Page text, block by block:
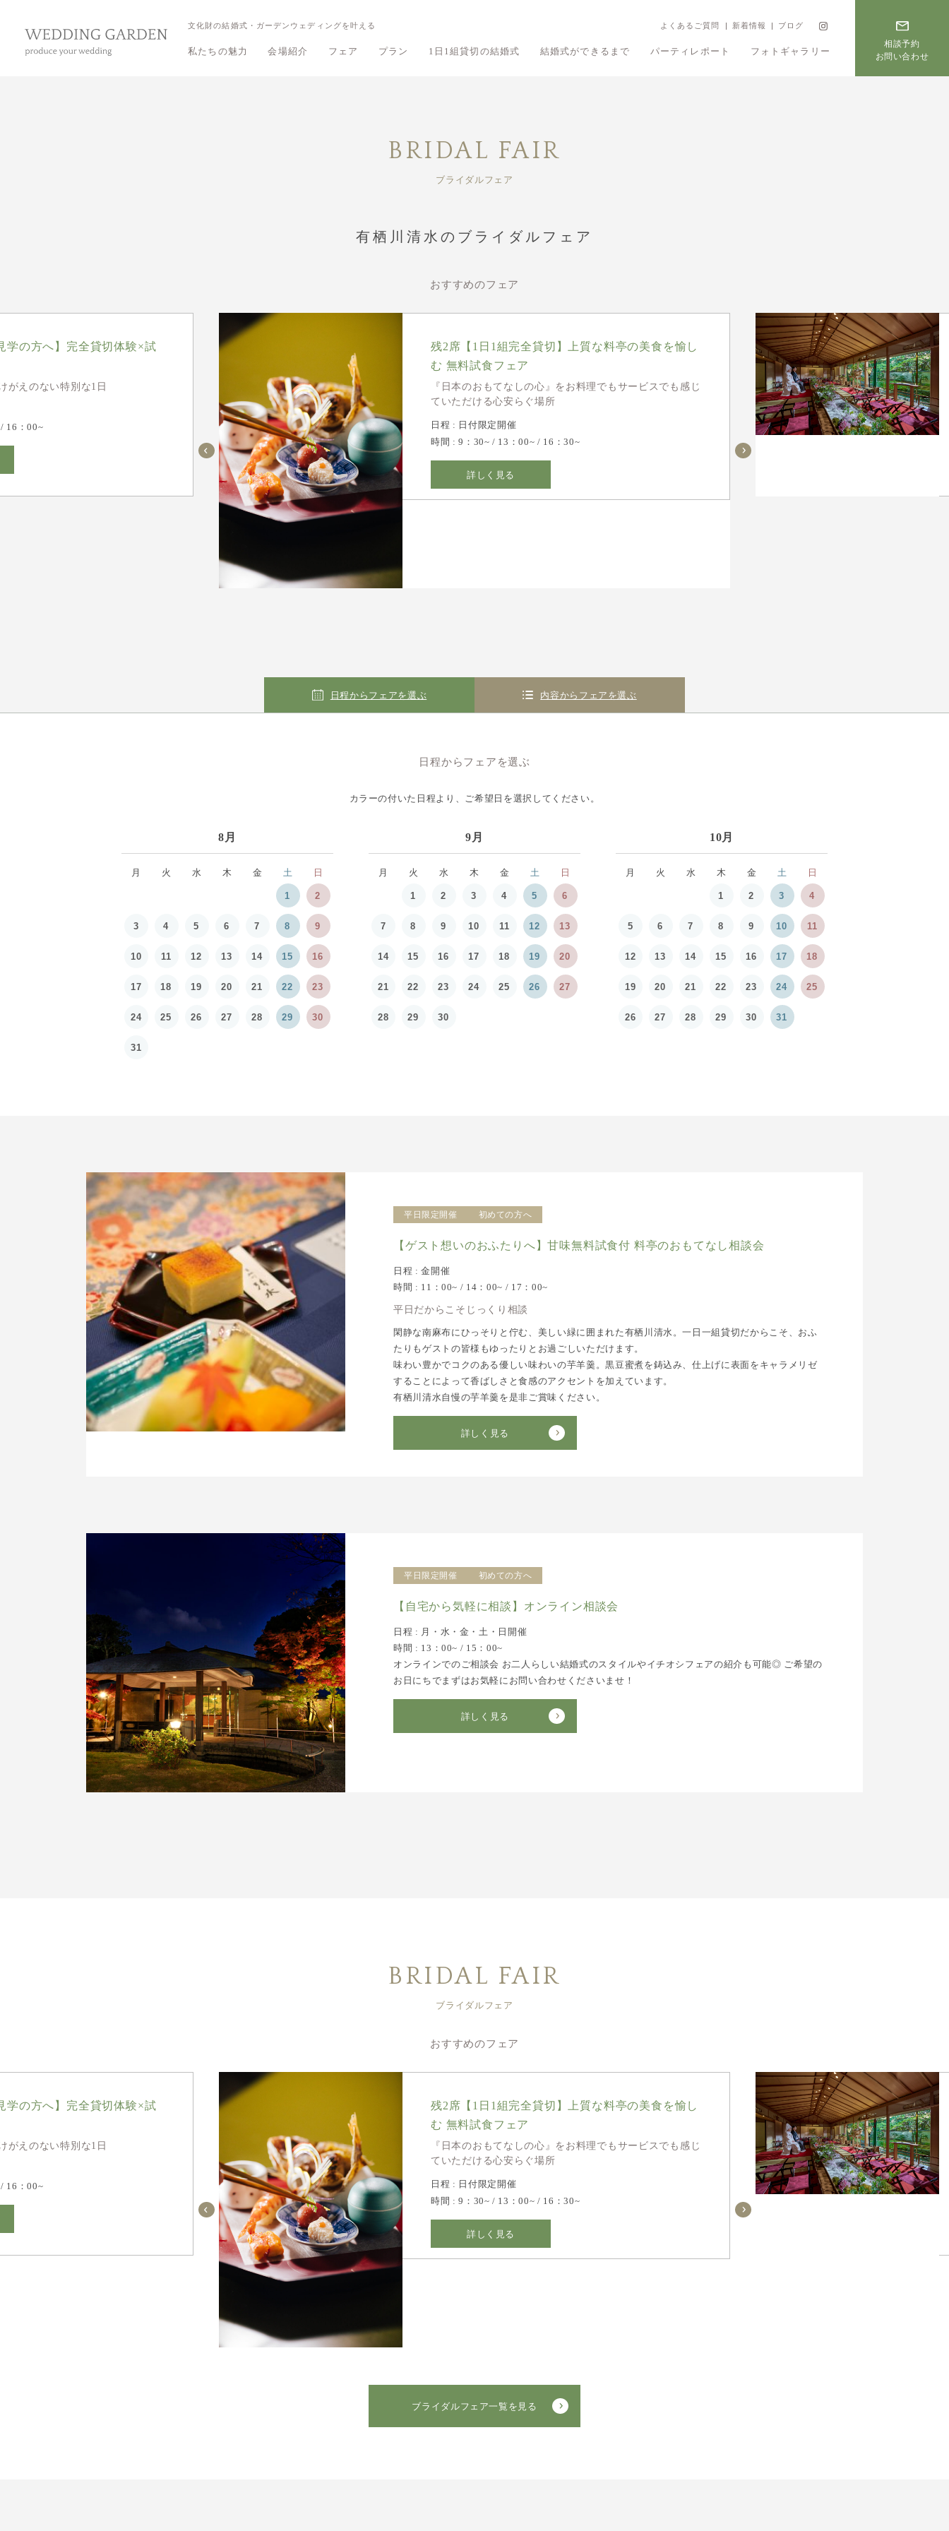
文化財の結婚式・ガーデンウェディングを叶える よくあるご質問 新着情報 ブログ
私たちの魅力 会場紹介 フェア プラン 1日1組貸切の結婚式 結婚式ができるまで パーティレポート フォトギャラリー
相談予約
お問い合わせ
BRIDAL FAIR
ブライダルフェア
有栖川清水のブライダルフェア
おすすめのフェア
学の方へ】完全貸切体験×試
がえのない特別な1日
16：00~
残2席【1日1組完全貸切】上質な料亭の美食を愉し
む 無料試食フェア
『日本のおもてなしの心』をお料理でもサービスでも感じ
ていただける心安らぐ場所
日程 : 日付限定開催
時間 : 9：30~ / 13：00~ / 16：30~
詳しく見る
日程からフェアを選ぶ 内容からフェアを選ぶ
日程からフェアを選ぶ
カラーの付いた日程より、 ご希望日を選択してください。
8月
月 火 水 木 金 土 日
1 2
3 4 5 6 7 8 9
10 11 12 13 14 15 16
17 18 19 20 21 22 23
24 25 26 27 28 29 30
31
9月
月 火 水 木 金 土 日
1 2 3 4 5 6
7 8 9 10 11 12 13
14 15 16 17 18 19 20
21 22 23 24 25 26 27
28 29 30
10月
月 火 水 木 金 土 日
1 2 3 4
5 6 7 8 9 10 11
12 13 14 15 16 17 18
19 20 21 22 23 24 25
26 27 28 29 30 31
平日限定開催 初めての方へ
【ゲスト想いのおふたりへ】甘味無料試食付 料亭のおもてなし相談会
日程 : 金開催
時間 : 11：00~ / 14：00~ / 17：00~
平日だからこそじっくり相談
閑静な南麻布にひっそりと佇む、美しい緑に囲まれた有栖川清水。一日一組貸切だからこそ、おふ
たりもゲストの皆様もゆったりとお過ごしいただけます。
味わい豊かでコクのある優しい味わいの芋羊羹。黒豆蜜煮を鋳込み、仕上げに表面をキャラメリゼ
することによって香ばしさと食感のアクセントを加えています。
有栖川清水自慢の芋羊羹を是非ご賞味ください。
詳しく見る
平日限定開催 初めての方へ
【自宅から気軽に相談】オンライン相談会
日程 : 月・水・金・土・日開催
時間 : 13：00~ / 15：00~
オンラインでのご相談会 お二人らしい結婚式のスタイルやイチオシフェアの紹介も可能◎ ご希望の
お日にちでまずはお気軽にお問い合わせくださいませ！
詳しく見る
BRIDAL FAIR
ブライダルフェア
おすすめのフェア
学の方へ】完全貸切体験×試
がえのない特別な1日
16：00~
残2席【1日1組完全貸切】上質な料亭の美食を愉し
む 無料試食フェア
『日本のおもてなしの心』をお料理でもサービスでも感じ
ていただける心安らぐ場所
日程 : 日付限定開催
時間 : 9：30~ / 13：00~ / 16：30~
詳しく見る
ブライダルフェア一覧を見る